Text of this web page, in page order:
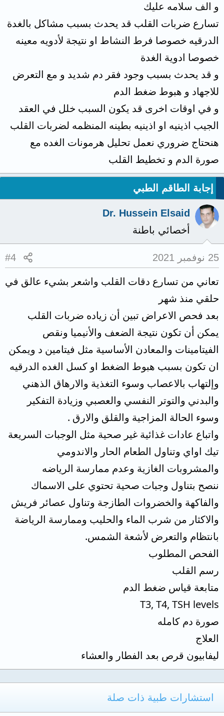
و الف سلامه عليك
تسارع ضربات القلب قد يحدث بسبب مشاكل بالغدة
الدرقيه خصوصا فرط النشاط او نتيجة لأدويه معينه
خصوصا ادوية الغدة
و قد يحدث بسبب وجود فقر دم شديد و مع التعرض
للاجهاد و هبوط ضغط الدم
و في اوقات اخرى قد يكون السبب خلل في العقد
الجيب اذينيه او اذينيه بطينه المنظمه لضربات القلب
هنحتاج ضروري نعمل تحليل هرمونات الغده مع
صورة الدم و تخطيط القلب
إجابة الطاقم الطبي
Dr. Hussein Elsaid
أخصائي باطنة
25 نوفمبر 2021 #4
تعاني من تسارع دقات القلب واشعر بشيء عالق في
حلقي منذ شهر
بعد فحص الاعراض تبين أن زياده ضربات القلب
يمكن أن تكون نتيجة الضعف والأنيميا ونقص
الفيتامينات والمعادن الأساسية مثل فيتامين د ويمكن
ان تكون بسبب هبوط الضغط او كسل الغده الدرقيه
وإلتهاب بالاعصاب وسوء التغذية والارهاق الذهني
والبدني والتوتر النفسي والعصبي وزيادة التفكير
وسوء الحالة المزاجية والقلق والارق .
واتباع عادات غذائية غير صحية مثل الوجبات السريعة
تيك اواي وتناول الطعام الحار والاندومي
والمشروبات الغازية وعدم ممارسة الرياضه
ننصح بتناول وجبات صحية تحتوي على الاسماك
والفاكهة والخضروات الطازجة وتناول عصائر فريش
والاكثار من شرب الماء والحليب وممارسة الرياضة
بانتظام والتعرض لأشعة الشمس.
الفحص المطلوب
رسم القلب
متابعة قياس ضغط الدم
T3, T4, TSH levels
صورة دم كامله
العلاج
ليفابيون قرص بعد الفطار والعشاء
استشارات طبية ذات صلة